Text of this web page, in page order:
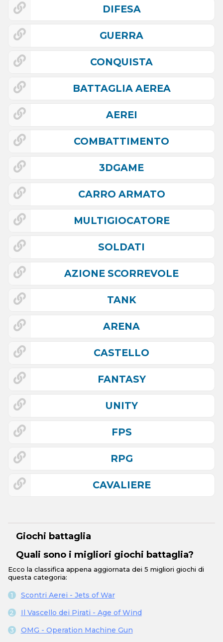
DIFESA
GUERRA
CONQUISTA
BATTAGLIA AEREA
AEREI
COMBATTIMENTO
3DGAME
CARRO ARMATO
MULTIGIOCATORE
SOLDATI
AZIONE SCORREVOLE
TANK
ARENA
CASTELLO
FANTASY
UNITY
FPS
RPG
CAVALIERE
Giochi battaglia
Quali sono i migliori giochi battaglia?
Ecco la classifica appena aggiornata dei 5 migliori giochi di
questa categoria:
Scontri Aerei - Jets of War
Il Vascello dei Pirati - Age of Wind
OMG - Operation Machine Gun